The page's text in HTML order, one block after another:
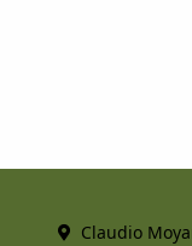
Claudio